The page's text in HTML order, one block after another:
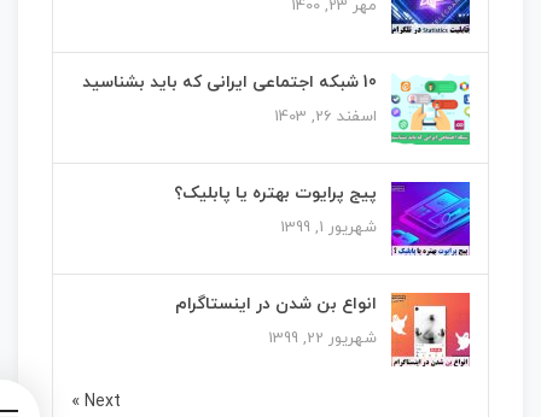
مهر 23, 1400
10 شبکه اجتماعی ایرانی که باید بشناسید
اسفند 26, 1403
پیج پرایوت بهتره یا پابلیک؟
شهریور 1, 1399
انواع بن شدن در اینستاگرام
شهریور 22, 1399
Next »